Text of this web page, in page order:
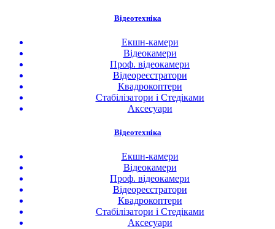
Відеотехніка
Екшн-камери
Відеокамери
Проф. відеокамери
Відеореєстратори
Квадрокоптери
Стабілізатори і Стедіками
Аксесуари
Відеотехніка
Екшн-камери
Відеокамери
Проф. відеокамери
Відеореєстратори
Квадрокоптери
Стабілізатори і Стедіками
Аксесуари